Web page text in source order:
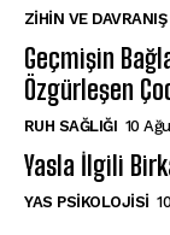
⁠ZIHIN VE DAVRANIŞ
Geçmişin
Özgürleşen
⁠RUH SAĞLIĞI 10
Yasla İlgili
YAS PSIKOLOJISI